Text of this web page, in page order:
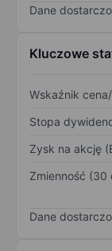
Dane
Kluczowe
Wskaźnik
Stopa
Zysk na akcję
Zmienność (30
Dane